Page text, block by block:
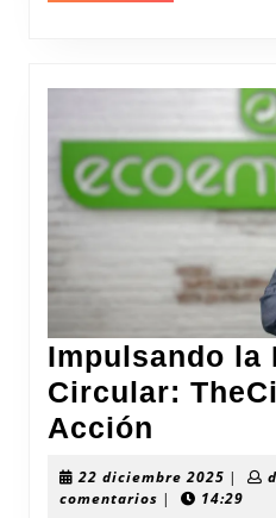
Impulsando la
Circular:
Acción
22 diciembre 2025 22|
comentarios | 14:29